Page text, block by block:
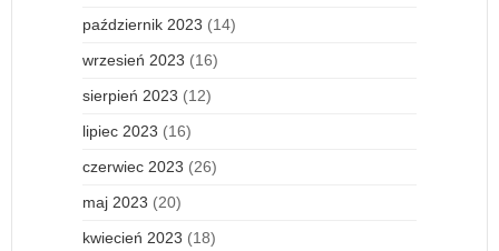
październik 2023 (14)
wrzesień 2023 (16)
sierpień 2023 (12)
lipiec 2023 (16)
czerwiec 2023 (26)
maj 2023 (20)
kwiecień 2023 (18)